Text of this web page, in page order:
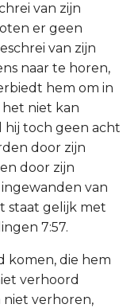
van zijn
er geen
van zijn
naar te horen,
hem om in
het niet kan
hij toch geen acht
door zijn
door zijn
van
staat gelijk met
7:57.
komen, die hem
verhoord
verhoren,